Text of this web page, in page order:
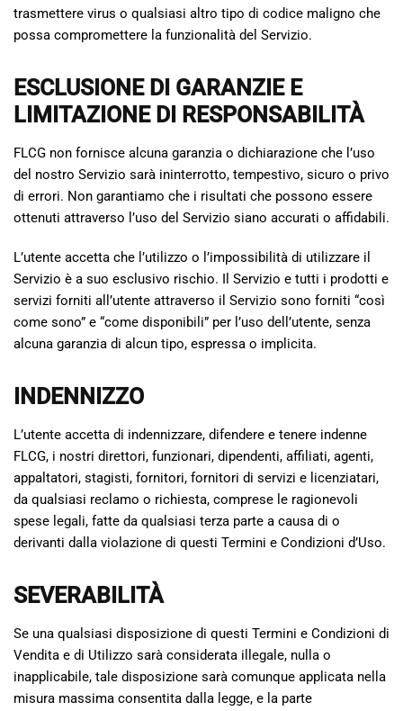
trasmettere virus o qualsiasi altro tipo di codice maligno che
possa compromettere la funzionalità del Servizio.
ESCLUSIONE DI GARANZIE E
LIMITAZIONE DI RESPONSABILITÀ
FLCG non fornisce alcuna garanzia o dichiarazione che l’uso
del nostro Servizio sarà ininterrotto, tempestivo, sicuro o privo
di errori. Non garantiamo che i risultati che possono essere
ottenuti attraverso l’uso del Servizio siano accurati o affidabili.
L’utente accetta che l’utilizzo o l’impossibilità di utilizzare il
Servizio è a suo esclusivo rischio. Il Servizio e tutti i prodotti e
servizi forniti all’utente attraverso il Servizio sono forniti “così
come sono” e “come disponibili” per l’uso dell’utente, senza
alcuna garanzia di alcun tipo, espressa o implicita.
INDENNIZZO
L’utente accetta di indennizzare, difendere e tenere indenne
FLCG, i nostri direttori, funzionari, dipendenti, affiliati, agenti,
appaltatori, stagisti, fornitori, fornitori di servizi e licenziatari,
da qualsiasi reclamo o richiesta, comprese le ragionevoli
spese legali, fatte da qualsiasi terza parte a causa di o
derivanti dalla violazione di questi Termini e Condizioni d’Uso.
SEVERABILITÀ
Se una qualsiasi disposizione di questi Termini e Condizioni di
Vendita e di Utilizzo sarà considerata illegale, nulla o
inapplicabile, tale disposizione sarà comunque applicata nella
misura massima consentita dalla legge, e la parte